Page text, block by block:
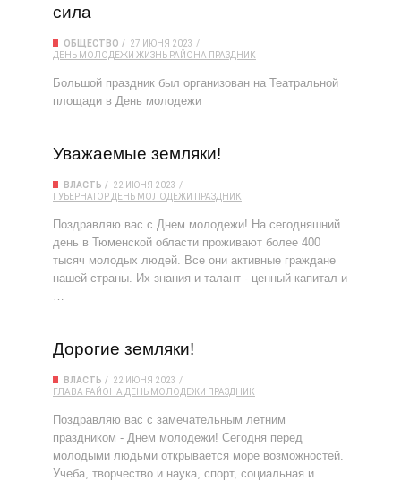
сила
ОБЩЕСТВО
27 ИЮНЯ 2023
ДЕНЬ МОЛОДЕЖИ ЖИЗНЬ РАЙОНА ПРАЗДНИК
Большой праздник был организован на Театральной
площади в День молодежи
Уважаемые земляки!
ВЛАСТЬ
22 ИЮНЯ 2023
ГУБЕРНАТОР ДЕНЬ МОЛОДЕЖИ ПРАЗДНИК
Поздравляю вас с Днем молодежи! На сегодняшний
день в Тюменской области проживают более 400
тысяч молодых людей. Все они активные граждане
нашей страны. Их знания и талант - ценный капитал и
…
Дорогие земляки!
ВЛАСТЬ
22 ИЮНЯ 2023
ГЛАВА РАЙОНА ДЕНЬ МОЛОДЕЖИ ПРАЗДНИК
Поздравляю вас с замечательным летним
праздником - Днем молодежи! Сегодня перед
молодыми людьми открывается море возможностей.
Учеба, творчество и наука, спорт, социальная и